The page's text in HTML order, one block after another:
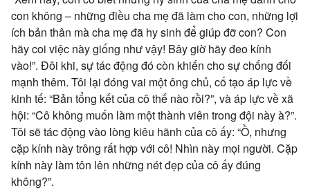
con không – những điều cha mẹ đã làm cho con, những lợi
ích bản thân mà cha mẹ đã hy sinh để giúp đỡ con? Con
hãy coi việc này giống như vậy! Bây giờ hãy đeo kính
vào!”. Đôi khi, sự tác động đó còn khiến cho sự chống đối
mạnh thêm. Tôi lại đóng vai một ông chủ, cố tạo áp lực về
kinh tế: “Bản tổng kết của cô thế nào rồi?”, và áp lực về xã
hội: “Cô không muốn làm một thành viên trong đội này à?”.
Tôi sẽ tác động vào lòng kiêu hãnh của cô ấy: “Ồ, nhưng
cặp kính này trông rất hợp với cô! Nhìn này mọi người. Cặp
kính này làm tôn lên những nét đẹp của cô ấy đúng
không?”.